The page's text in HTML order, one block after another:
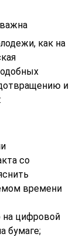
как на
и
со
времени
на цифровой
бумаге;